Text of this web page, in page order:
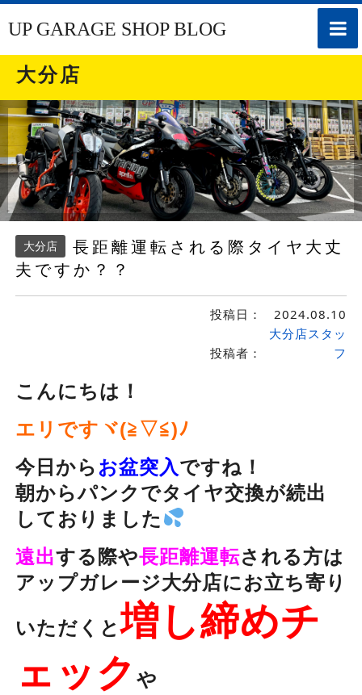
toggle
UP GARAGE SHOP BLOG
大分店
大分店
長距離運転される際タイヤ大丈
夫ですか？？
投稿日： 2024.08.10
投稿者：
大分店スタッ
フ
こんにちは！
エリですヾ(≧▽≦)ﾉ
今日から お盆突入ですね！
朝からパンクでタイヤ交換が続出
しておりました
遠出する際や長距離運転される方は
アップガレージ大分店にお立ち寄り
いただくと増し締めチ
ェック や